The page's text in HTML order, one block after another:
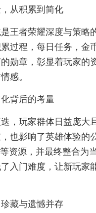
从积累到简化
王者荣耀深度与策略
过程，每日任务，金
勋章，彰显着玩家的
感。
背后的考量
，玩家群体日益庞
也影响了英雄体验
资源，并最终整合为
入门难度，让新玩家
藏与遗憾并存